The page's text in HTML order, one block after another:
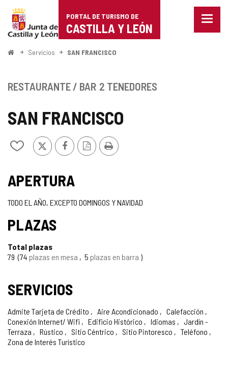
Portal
de
Turismo
Castilla
León
PORTAL DE TURISMO DE
CASTILLA Y LEÓN
Menu
InicioServicios SAN FRANCISCO
SAN FRANCISCO
Añadir/quitar
cuadernos
X FacebookVersión
PDF
Imprimir
RESTAURANTE / BAR 2 TENEDORES
APERTURA
TODO EL AÑO, EXCEPTO DOMINGOS Y NAVIDAD
PLAZAS
Total plazas
79 74 plazas en mesa 5 plazas en barra
SERVICIOS
Admite Tarjeta de Crédito Aire Acondicionado
Calefacción
Conexión Internet/ Wifi
Edificio Histórico Idiomas
Jardín -
Terraza
Rústico Sitio Céntrico Sitio Pintoresco
Teléfono
Zona de Interés Turístico